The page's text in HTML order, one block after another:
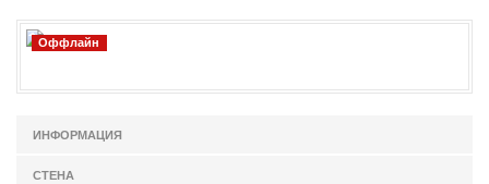
Оффлайн
ИНФОРМАЦИЯ
СТЕНА